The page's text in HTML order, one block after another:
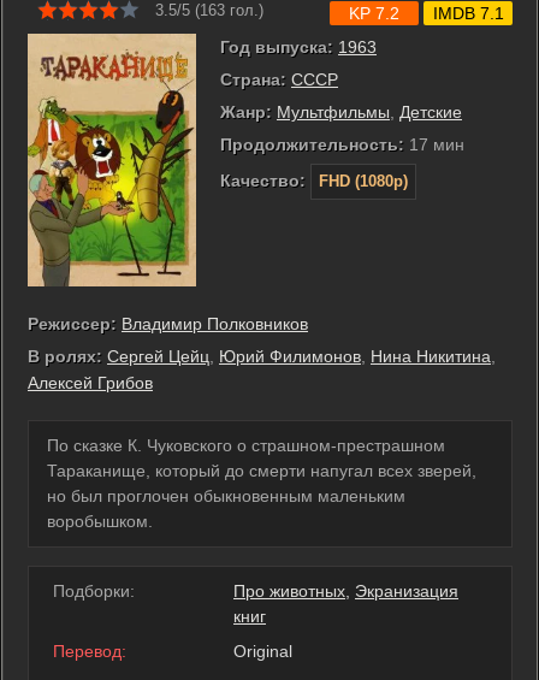
3.5/5 (163 гол.)
Год выпуска: 1963
Страна: СССР
Жанр: Мультфильмы
Детские
Продолжительность: 17 мин
Качество:
FHD (1080p)
KP 7.2 IMDB 7.1
Режиссер: Владимир Полковников
В ролях: Сергей Цейц Юрий Филимонов Нина Никитина
Алексей Грибов
По сказке К. Чуковского о страшном-престрашном
Тараканище, который до смерти напугал всех зверей,
но был проглочен обыкновенным маленьким
воробышком.
Подборки: Про животных Экранизация
книг
Перевод:
Original